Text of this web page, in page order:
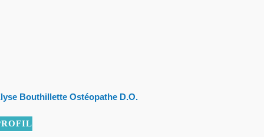
Bouthillette Ostéopathe D.O.